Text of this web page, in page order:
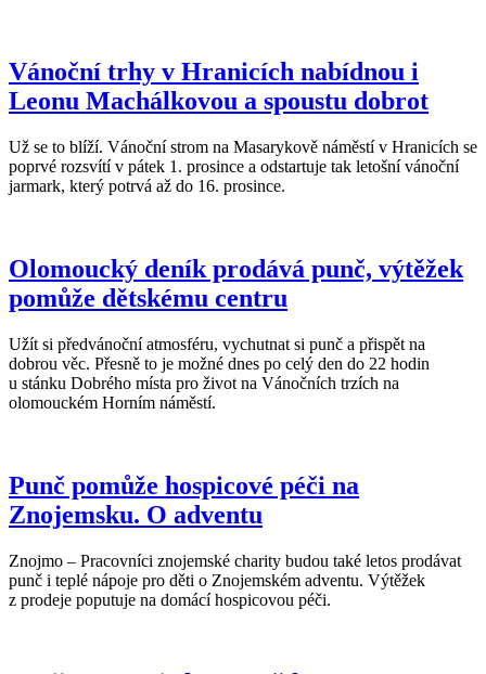
Vánoční trhy v Hranicích nabídnou i
Leonu Machálkovou a spoustu dobrot
Už se to blíží. Vánoční strom na Masarykově náměstí v Hranicích se
poprvé rozsvítí v pátek 1. prosince a odstartuje tak letošní vánoční
jarmark, který potrvá až do 16. prosince.
Olomoucký deník prodává punč, výtěžek
pomůže dětskému centru
Užít si předvánoční atmosféru, vychutnat si punč a přispět na
dobrou věc. Přesně to je možné dnes po celý den do 22 hodin
u stánku Dobrého místa pro život na Vánočních trzích na
olomouckém Horním náměstí.
Punč pomůže hospicové péči na
Znojemsku. O adventu
Znojmo – Pracovníci znojemské charity budou také letos prodávat
punč i teplé nápoje pro děti o Znojemském adventu. Výtěžek
z prodeje poputuje na domácí hospicovou péči.